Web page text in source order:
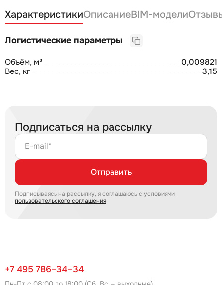
ХарактеристикиОписаниеBIM-модели
Логистические параметры
Объём, м³
0,009821
Вес, кг
3,15
Подписаться на рассылку
E-mail*
Отправить
Подписываясь на рассылку, я соглашаюсь с условиями
пользовательского соглашения
+7 495 786–34–34